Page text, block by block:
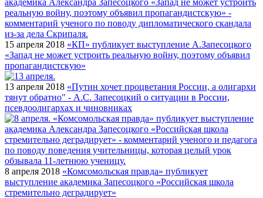
15 апреля 2018 «КП» публикует выступление А.Запесоцкого
«Запад не может устроить реальную войну, поэтому объявил
пропагандистскую»
13 апреля 2018 «Путин хочет процветания России, а олигархи
тянут обратно" - А.С. Запесоцкий о ситуации в России,
псевдоолигархах и чиновниках
8 апреля 2018 «Комсомольская правда» публикует
выступление академика Запесоцкого «Российская школа
стремительно деградирует»